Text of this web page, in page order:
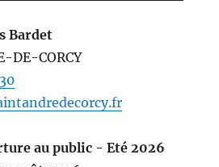
Bardet
DE-CORCY
au public - Eté 2026